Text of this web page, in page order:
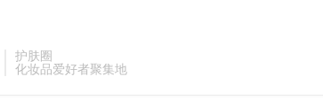
护肤圈
化妆品爱好者聚集地